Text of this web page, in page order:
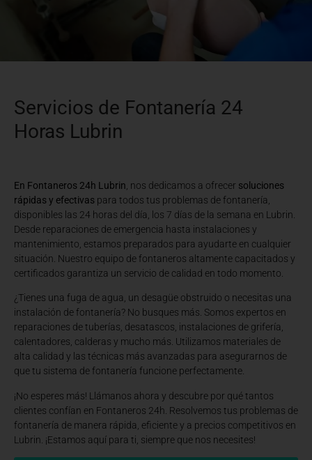
Servicios de Fontanería 24
Horas Lubrin
En Fontaneros 24h Lubrin , nos dedicamos a ofrecer soluciones
rápidas y efectivas para todos tus problemas de fontanería,
disponibles las 24 horas del día, los 7 días de la semana en Lubrin.
Desde reparaciones de emergencia hasta instalaciones y
mantenimiento, estamos preparados para ayudarte en cualquier
situación. Nuestro equipo de fontaneros altamente capacitados y
certificados garantiza un servicio de calidad en todo momento.
¿Tienes una fuga de agua, un desagüe obstruido o necesitas una
instalación de fontanería? No busques más. Somos expertos en
reparaciones de tuberías, desatascos, instalaciones de grifería,
calentadores, calderas y mucho más. Utilizamos materiales de
alta calidad y las técnicas más avanzadas para asegurarnos de
que tu sistema de fontanería funcione perfectamente.
¡No esperes más! Llámanos ahora y descubre por qué tantos
clientes confían en Fontaneros 24h. Resolvemos tus problemas de
fontanería de manera rápida, eficiente y a precios competitivos en
Lubrin. ¡Estamos aquí para ti, siempre que nos necesites!